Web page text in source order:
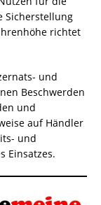
Sicherstellung
richtet
und
Beschwerden
und
auf Händler
und
Einsatzes.